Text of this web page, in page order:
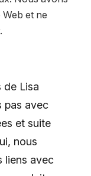
et ne
de Lisa
pas avec
et suite
nous
liens avec